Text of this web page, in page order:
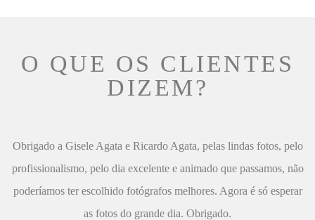
O QUE OS CLIENTES
DIZEM?
Obrigado a Gisele Agata e Ricardo Agata, pelas lindas fotos, pelo
profissionalismo, pelo dia excelente e animado que passamos, não
poderíamos ter escolhido fotógrafos melhores. Agora é só esperar
as fotos do grande dia. Obrigado.